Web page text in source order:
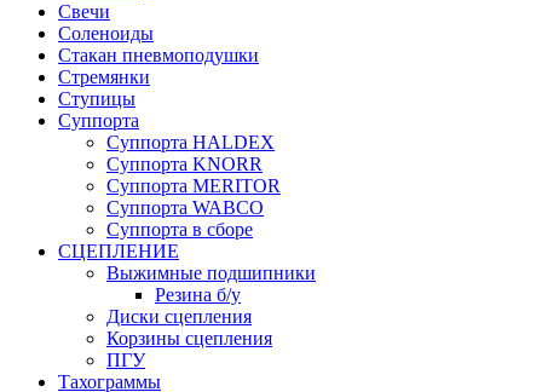
Свечи
Соленоиды
Стакан пневмоподушки
Стремянки
Ступицы
Суппорта
Суппорта HALDEX
Суппорта KNORR
Суппорта MERITOR
Суппорта WABCO
Суппорта в сборе
СЦЕПЛЕНИЕ
Выжимные подшипники
Резина б/у
Диски сцепления
Корзины сцепления
ПГУ
Тахограммы